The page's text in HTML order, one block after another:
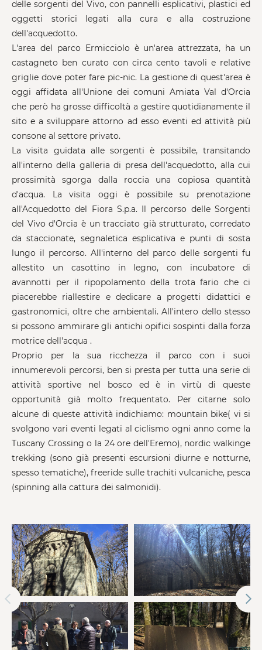
delle sorgenti del Vivo, con pannelli esplicativi, plastici ed
oggetti storici legati alla cura e alla costruzione
dell'acquedotto.
L'area del parco Ermicciolo è un'area attrezzata, ha un
castagneto ben curato con circa cento tavoli e relative
griglie dove poter fare pic-nic. La gestione di quest'area è
oggi affidata all'Unione dei comuni Amiata Val d'Orcia
che però ha grosse difficoltà a gestire quotidianamente il
sito e a sviluppare attorno ad esso eventi ed attività più
consone al settore privato.
La visita guidata alle sorgenti è possibile, transitando
all'interno della galleria di presa dell'acquedotto, alla cui
prossimità sgorga dalla roccia una copiosa quantità
d'acqua. La visita oggi è possibile su prenotazione
all'Acquedotto del Fiora S.p.a. Il percorso delle Sorgenti
del Vivo d'Orcia è un tracciato già strutturato, corredato
da staccionate, segnaletica esplicativa e punti di sosta
lungo il percorso. All'interno del parco delle sorgenti fu
allestito un casottino in legno, con incubatore di
avannotti per il ripopolamento della trota fario che ci
piacerebbe riallestire e dedicare a progetti didattici e
gastronomici, oltre che ambientali. All'intero dello stesso
si possono ammirare gli antichi opifici sospinti dalla forza
motrice dell'acqua .
Proprio per la sua ricchezza il parco con i suoi
innumerevoli percorsi, ben si presta per tutta una serie di
attività sportive nel bosco ed è in virtù di queste
opportunità già molto frequentato. Per citarne solo
alcune di queste attività indichiamo: mountain bike( vi si
svolgono vari eventi legati al ciclismo ogni anno come la
Tuscany Crossing o la 24 ore dell'Eremo), nordic walkinge
trekking (sono già presenti escursioni diurne e notturne,
spesso tematiche), freeride sulle trachiti vulcaniche, pesca
(spinning alla cattura dei salmonidi).